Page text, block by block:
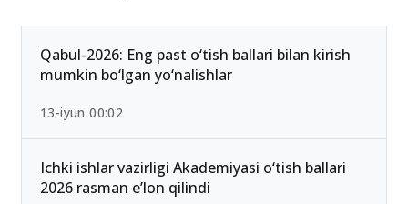
Qabul-2026: Eng past o‘tish ballari bilan kirish
mumkin bo‘lgan yo‘nalishlar
13-iyun 00:02
Ichki ishlar vazirligi Akademiyasi o‘tish ballari
2026 rasman e’lon qilindi